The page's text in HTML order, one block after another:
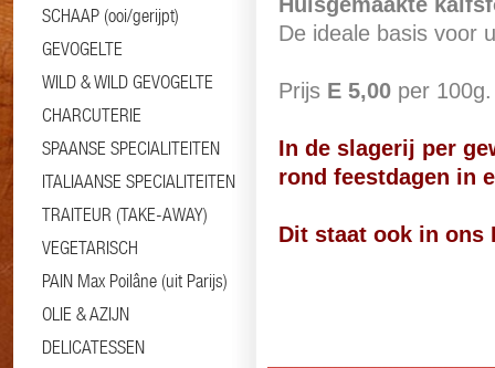
SCHAAP (ooi/gerijpt)
GEVOGELTE
WILD & WILD GEVOGELTE
CHARCUTERIE
SPAANSE SPECIALITEITEN
ITALIAANSE SPECIALITEITEN
TRAITEUR (TAKE-AWAY)
VEGETARISCH
PAIN Max Poilâne (uit Parijs)
OLIE & AZIJN
DELICATESSEN
De ideale basis voor
Prijs E 5,00 per 100g.
In de slagerij per
rond feestdagen in
Dit staat ook in ons